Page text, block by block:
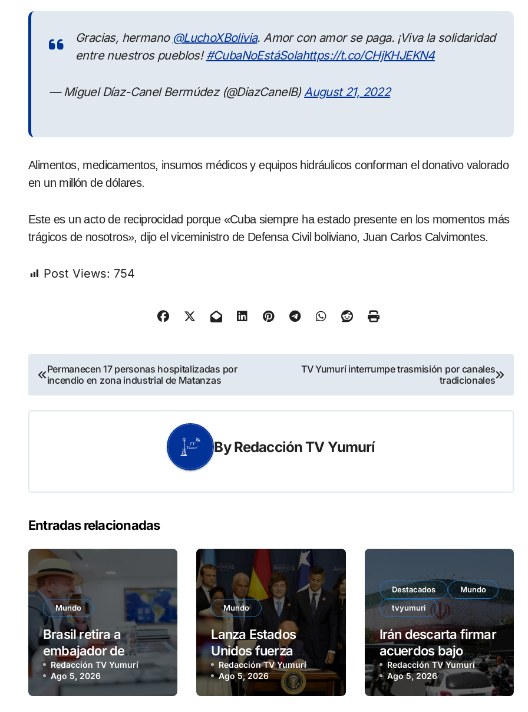
Gracias, hermano @LuchoXBolivia. Amor con amor se paga. ¡Viva la solidaridad
entre nuestros pueblos!#CubaNoEstáSolahttps://t.co/CHjKHJEKN4
— Miguel Díaz-Canel Bermúdez (@DiazCanelB)August 21, 2022
Alimentos, medicamentos, insumos médicos y equipos hidráulicos conforman el donativo valorado
en un millón de dólares.
Este es un acto de reciprocidad porque «Cuba siempre ha estado presente en los momentos más
trágicos de nosotros», dijo el viceministro de Defensa Civil boliviano, Juan Carlos Calvimontes.
Post Views: 754
Navegación
de
entradas
Permanecen 17 personas hospitalizadas por
incendio en zona industrial de Matanzas
TV Yumurí interrumpe trasmisión por canales
tradicionales
ByRedacción TV Yumurí
Entradas relacionadas
Mundo
Brasil retira a
embajador de
Argentina
Redacción TV Yumurí
Ago 5, 2026
Mundo
Lanza Estados
Unidos fuerza
militar conjunta con
18 países
Redacción TV Yumurí
Ago 5, 2026
Destacados
Mundo
tvyumuri
Irán descarta firmar
acuerdos bajo
amenazas militares
Redacción TV Yumurí
Ago 5, 2026